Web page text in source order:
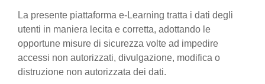
La presente piattaforma e-Learning tratta i dati degli
utenti in maniera lecita e corretta, adottando le
opportune misure di sicurezza volte ad impedire
accessi non autorizzati, divulgazione, modifica o
distruzione non autorizzata dei dati.